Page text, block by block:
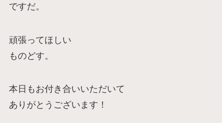
ですだ。
頑張ってほしい
ものどす。
本日もお付き合いいただいて
ありがとうございます！